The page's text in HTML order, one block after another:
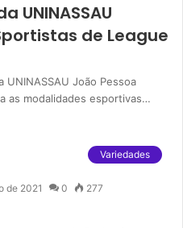
UNINASSAU
de League
João Pessoa
as modalidades esportivas…
Variedades
de 2021 0 277